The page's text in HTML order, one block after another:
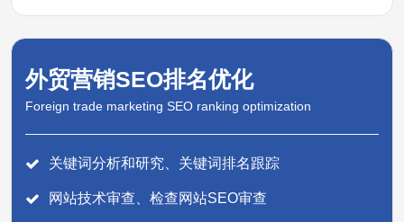
外贸营销SEO排名优化
Foreign trade marketing SEO ranking optimization
关键词分析和研究、关键词排名跟踪
网站技术审查、检查网站SEO审查